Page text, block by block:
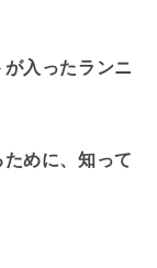
入ったランニ
めに、知って